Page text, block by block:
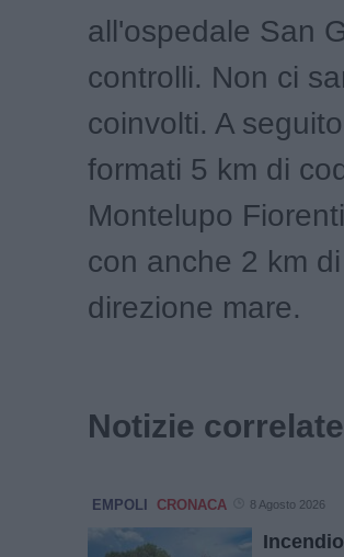
all'ospedale San
controlli. Non ci
coinvolti. A
formati 5 km di
Montelupo
con anche 2 km
direzione mare.
Notizie correlate
EMPOLI CRONACA 8 Agosto 2026